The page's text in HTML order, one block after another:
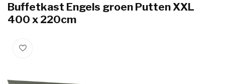
Buffetkast Engels groen Putten XXL
400 x 220cm